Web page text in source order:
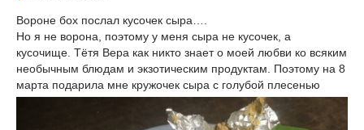
Вороне бох послал кусочек сыра….
Но я не ворона, поэтому у меня сыра не кусочек, а
кусочище. Тётя Вера как никто знает о моей любви ко всяким
необычным блюдам и экзотическим продуктам. Поэтому на 8
марта подарила мне кружочек сыра с голубой плесенью